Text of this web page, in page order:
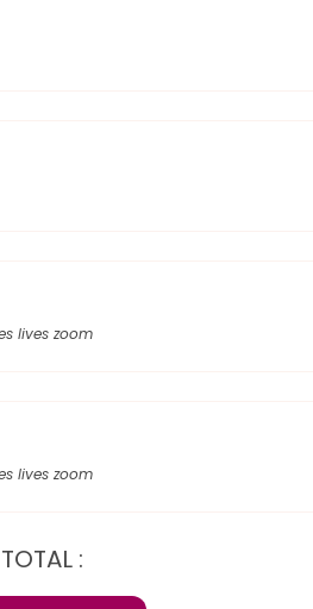
lives zoom
lives zoom
TOTAL :